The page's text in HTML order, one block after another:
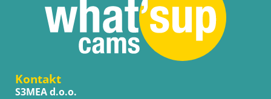
Kontakt
S3MEA d.o.o.